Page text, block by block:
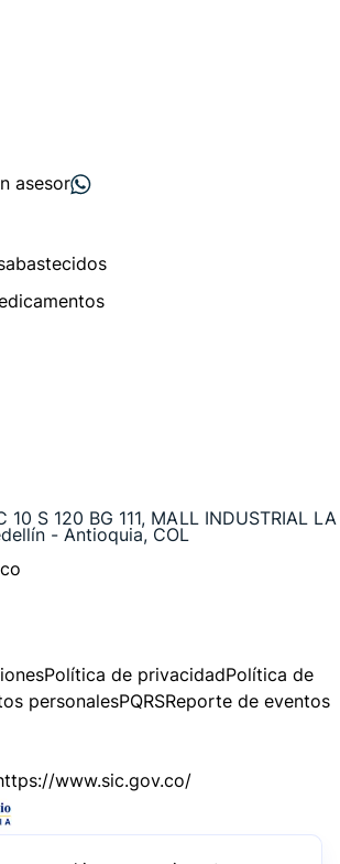
asesor
10 S 120 BG 111, MALL INDUSTRIAL LA
- Antioquia, COL
Política de privacidadPolítica de
personalesPQRSReporte de eventos
www.sic.gov.co/